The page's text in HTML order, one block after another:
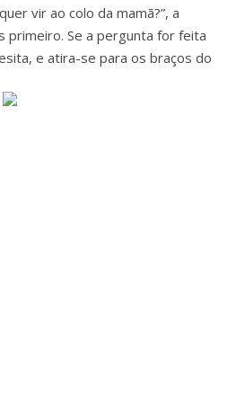
vir ao colo da mamã?”, a
primeiro. Se a pergunta for feita
e atira-se para os braços do